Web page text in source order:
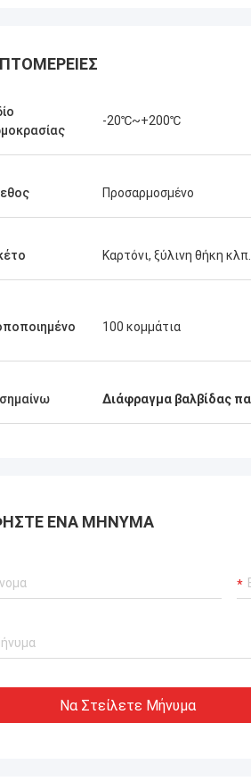
το 2020, τα λάστιχα
τους και οι αποσβεστήρες
-20℃~+200℃
Προσαρμοσμένο
Καρτόνι, ξύλινη θήκη κλπ.
100 κομμάτια
Διάφραγμα βαλβίδας
ΈΝΑ ΜΉΝΥΜΑ
Να Στείλετε Μήνυμα